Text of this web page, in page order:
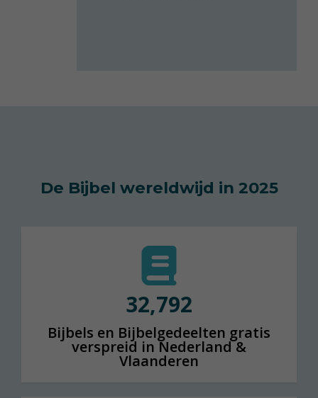
De Bijbel wereldwijd in 2025
32,794
Bijbels en Bijbelgedeelten gratis
verspreid in Nederland &
Vlaanderen